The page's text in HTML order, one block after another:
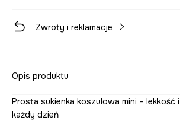
Zwroty i reklamacje
Opis produktu
Prosta sukienka koszulowa mini – lekkość
każdy dzień